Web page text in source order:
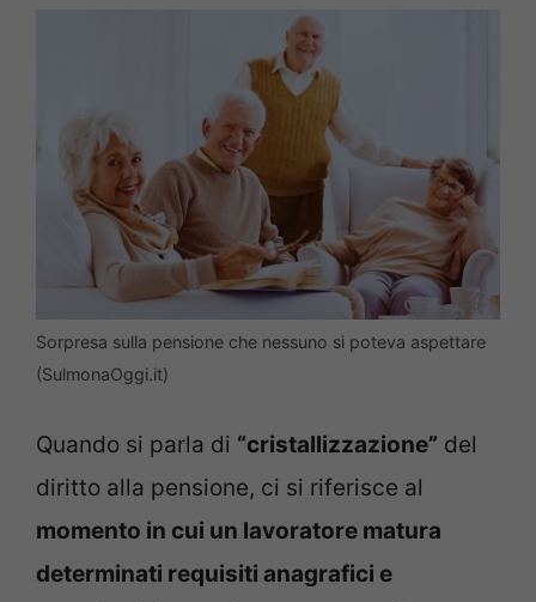
Sorpresa sulla pensione che nessuno si poteva aspettare
(SulmonaOggi.it)
Quando si parla di “cristallizzazione” del
diritto alla pensione, ci si riferisce al
momento in cui un lavoratore matura
determinati requisiti anagrafici e